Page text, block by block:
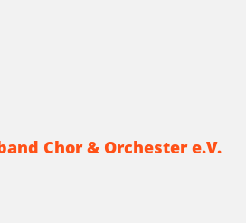
Chor & Orchester e.V.